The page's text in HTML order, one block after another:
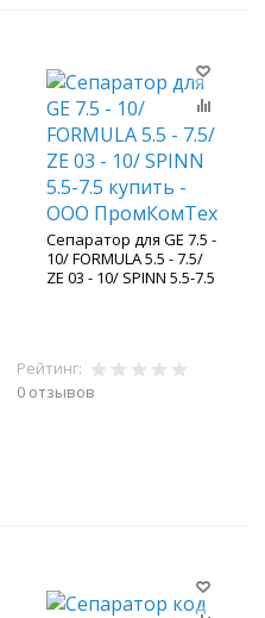
Сепаратор для GE 7.5 -
10/ FORMULA 5.5 - 7.5/
ZE 03 - 10/ SPINN 5.5-7.5
Рейтинг:
0 отзывов